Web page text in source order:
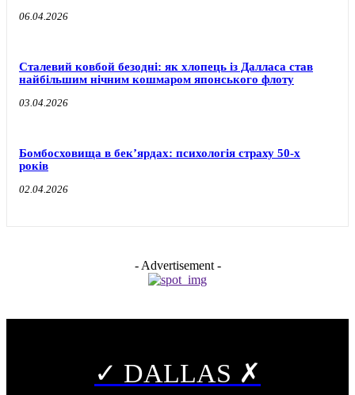
06.04.2026
Сталевий ковбой безодні: як хлопець із Далласа став
найбільшим нічним кошмаром японського флоту
03.04.2026
Бомбосховища в бек’ярдах: психологія страху 50-х
років
02.04.2026
- Advertisement -
✓ DALLAS ✗